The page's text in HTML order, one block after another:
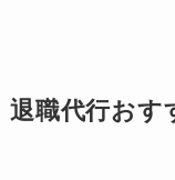
ステージ
退職代行おす